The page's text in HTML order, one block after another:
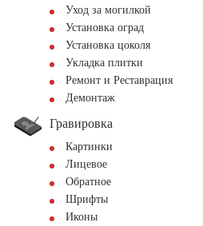
Уход за могилкой
Установка оград
Установка цоколя
Укладка плитки
Ремонт и Реставрация
Демонтаж
Гравировка
Картинки
Лицевое
Обратное
Шрифты
Иконы